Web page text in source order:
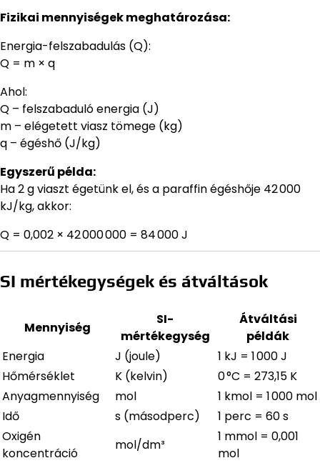
Fizikai mennyiségek meghatározása:
Energia-felszabadulás (Q):
Q = m × q
Ahol:
Q – felszabaduló energia (J)
m – elégetett viasz tömege (kg)
q – égéshő (J/kg)
Egyszerű példa:
Ha 2 g viaszt égetünk el, és a paraffin égéshője 42 000
kJ/kg, akkor:
Q = 0,002 × 42 000 000 = 84 000 J
SI mértékegységek és átváltások
Mennyiség
SI-
mértékegység
Átváltási
példák
Energia
J (joule)
1 kJ = 1 000 J
Hőmérséklet
K (kelvin)
0 °C = 273,15 K
Anyagmennyiség
mol
1 kmol = 1 000 mol
Idő
s (másodperc)
1 perc = 60 s
Oxigén
koncentráció
mol/dm³
1 mmol = 0,001
mol